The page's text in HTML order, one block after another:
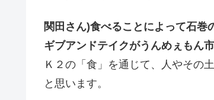
関田さん)食べることによって石巻
ギブアンドテイクがうんめぇもん
Ｋ２の「食」を通じて、人やその
と思います。